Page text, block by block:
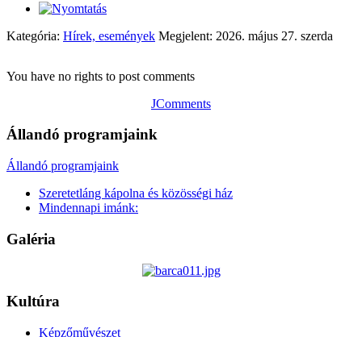
Kategória: Hírek, események Megjelent: 2026. május 27. szerda
You have no rights to post comments
JComments
Állandó programjaink
Állandó programjaink
Szeretetláng kápolna és közösségi ház
Mindennapi imánk:
Galéria
Kultúra
Képzőművészet